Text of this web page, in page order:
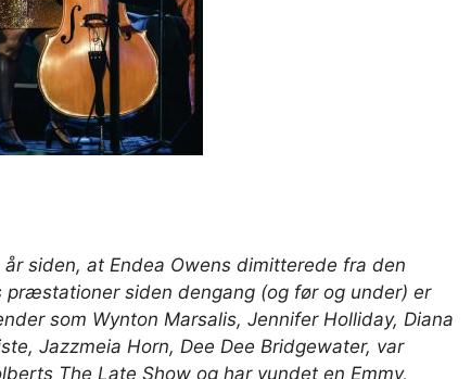
siden, at Endea Owens dimitterede fra den
siden dengang (og før og under) er
som Wynton Marsalis, Jennifer Holliday, Diana
Jazzmeia Horn, Dee Dee Bridgewater, var
The Late Show og har vundet en Emmy,